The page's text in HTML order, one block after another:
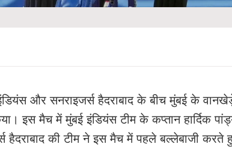
और सनराइजर्स हैदराबाद के बीच मुंबई के
इस मैच में मुंबई इंडियंस टीम के कप्तान हार्दिक
हैदराबाद की टीम ने इस मैच में पहले बल्लेबाजी करते